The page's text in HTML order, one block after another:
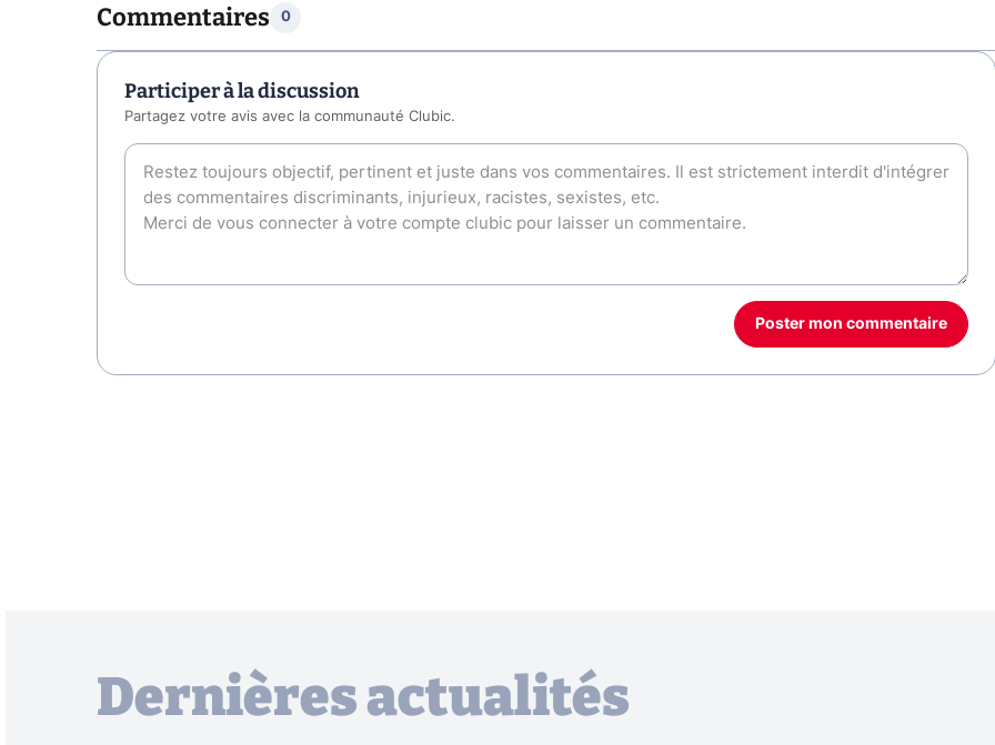
Commentaires 0
Participer à la discussion
Partagez votre avis avec la communauté Clubic.
Poster mon commentaire
Dernières actualités